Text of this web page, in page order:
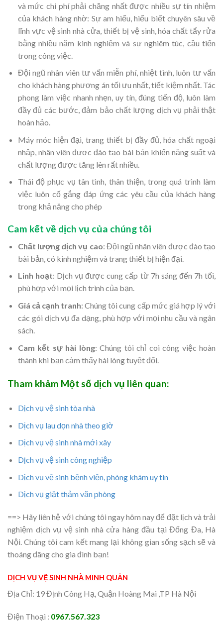
và mức chi phí phải chăng nhấtđược nhiều sự tín nhiệm
của khách hàng nhờ: Sự am hiểu, hiểu biết chuyên sâu về
lĩnh vực vệ sinh nhà cửa, thiết bị vệ sinh, hóa chất tẩy rửa
bằng nhiều năm kinh nghiệm và sự nghiêm túc, cầu tiến
trong công việc.
Đội ngũ nhân viên tư vấn miễn phí, nhiệt tình, luôn tư vấn
cho khách hàng phương án tối ưu nhất, tiết kiệm nhất. Tác
phong làm việc nhanh nhẹn, uy tín, đúng tiến độ, luôn làm
đầy đủ các bước, đảm bảo chất lượng dịch vụ phải thật
hoàn hảo.
Máy móc hiện đại, trang thiết bị đầy đủ, hóa chất ngoại
nhập, nhân viên được đào tạo bài bản khiến năng suất và
chất lượng được tăng lên rất nhiều.
Thái độ phục vụ tân tình, thân thiện, trong quá trình làm
việc luôn cố gắng đáp ứng các yêu cầu của khách hàng
trong khả năng cho phép
Cam kết về dịch vụ của chúng tôi
Chất lượng dịch vụ cao: Đội ngũ nhân viên được đào tạo
bài bản, có kinh nghiệm và trang thiết bị hiện đại.
Linh hoạt: Dịch vụ được cung cấp từ 7h sáng đến 7h tối,
phù hợp với mọi lịch trình của bạn.
Giá cả cạnh tranh: Chúng tôi cung cấp mức giá hợp lý với
các gói dịch vụ đa dạng, phù hợp với mọi nhu cầu và ngân
sách.
Cam kết sự hài lòng: Chúng tôi chỉ coi công việc hoàn
thành khi bạn cảm thấy hài lòng tuyệt đối.
Tham khảm Một số dịch vụ liên quan:
Dịch vụ vệ sinh tòa nhà
Dịch vụ lau dọn nhà theo giờ
Dịch vụ vệ sinh nhà mới xây
Dịch vụ vệ sinh công nghiệp
Dịch vụ vệ sinh bệnh viện, phòng khám uy tín
Dịch vụ giặt thảm văn phòng
==> Hãy liên hệ với chúng tôi ngay hôm nay để đặt lịch và trải
nghiệm dịch vụ vệ sinh nhà cửa hàng đầu tại Đống Đa, Hà
Nội. Chúng tôi cam kết mang lại không gian sống sạch sẽ và
thoáng đãng cho gia đình bạn!
DỊCH VỤ VỆ SINH NHÀ MINH QUÂN
Địa Chỉ: 19 Định Công Hạ, Quận Hoàng Mai ,TP Hà Nội
Điện Thoại : 0967.567.323